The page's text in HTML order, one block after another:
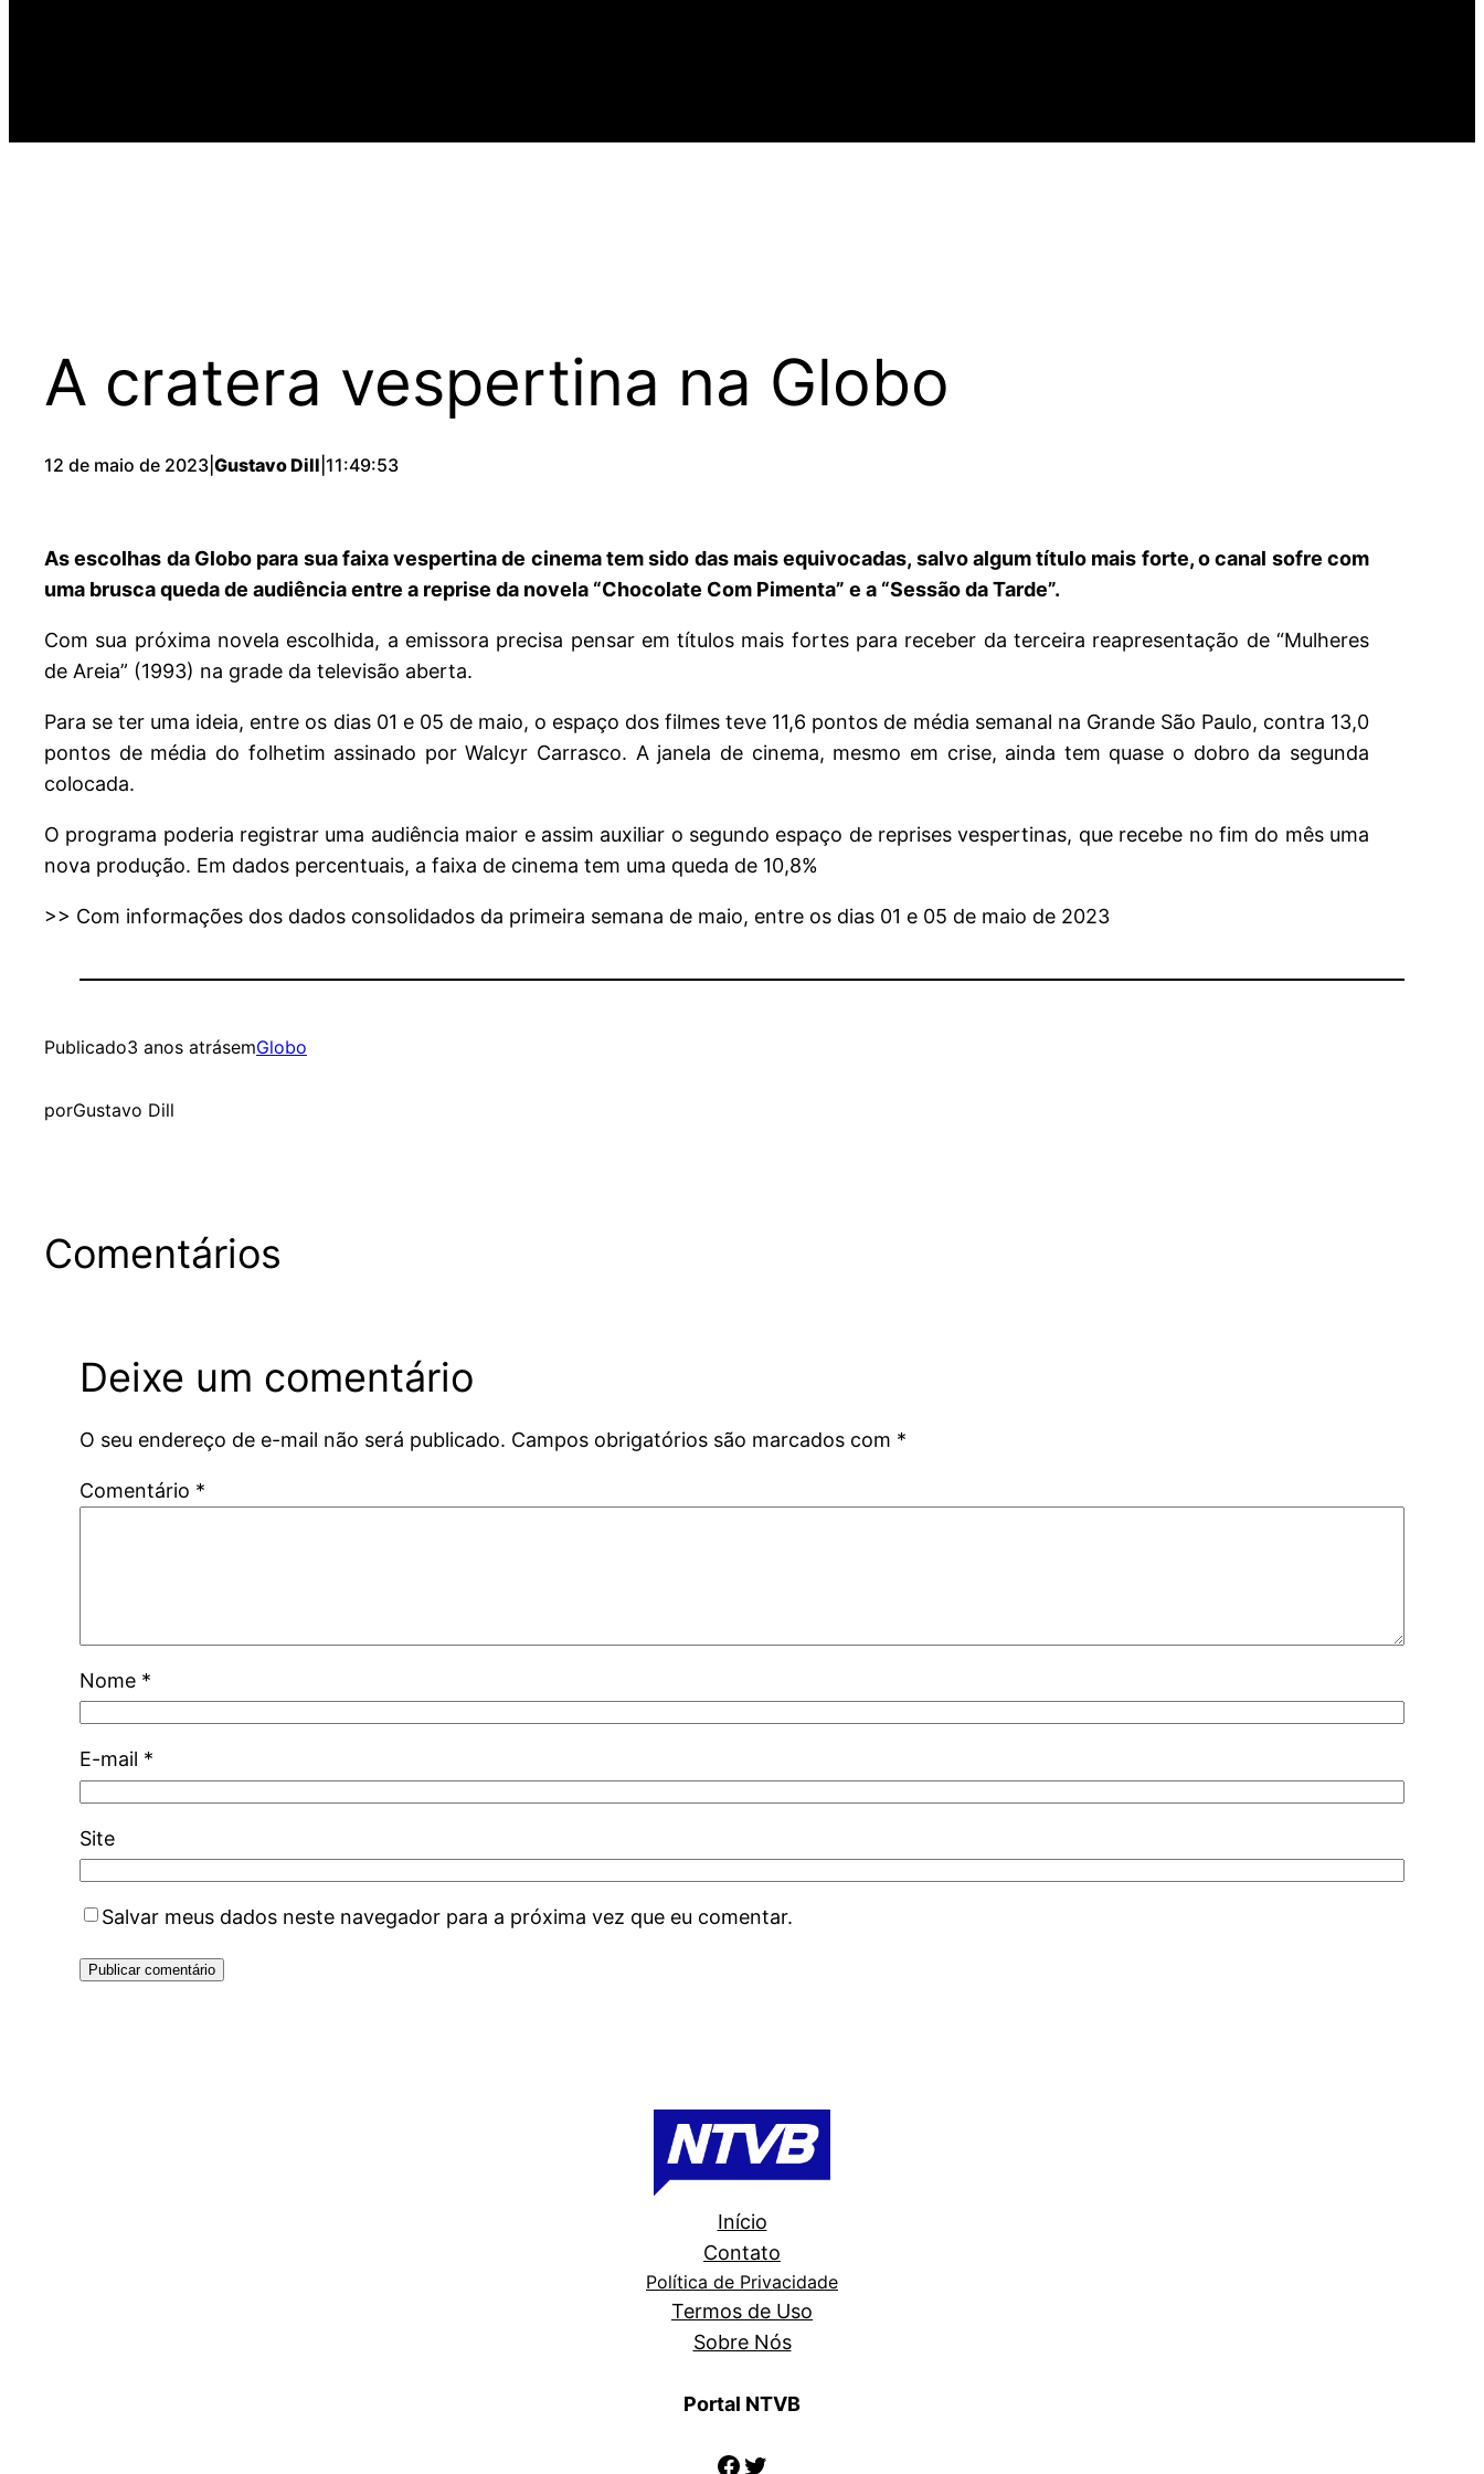
A cratera vespertina na Globo
12 de maio de 2023 Gustavo Dill 11:49:53
As escolhas da Globo para sua faixa vespertina de cinema tem sido das mais equivocadas, salvo algum título mais forte, o canal sofre com
uma brusca queda de audiência entre a reprise da novela “Chocolate Com Pimenta” e a “Sessão da Tarde”.
Com sua próxima novela escolhida, a emissora precisa pensar em títulos mais fortes para receber da terceira reapresentação de “Mulheres
de Areia” (1993) na grade da televisão aberta.
Para se ter uma ideia, entre os dias 01 e 05 de maio, o espaço dos filmes teve 11,6 pontos de média semanal na Grande São Paulo, contra 13,0
pontos de média do folhetim assinado por Walcyr Carrasco. A janela de cinema, mesmo em crise, ainda tem quase o dobro da segunda
colocada.
O programa poderia registrar uma audiência maior e assim auxiliar o segundo espaço de reprises vespertinas, que recebe no fim do mês uma
nova produção. Em dados percentuais, a faixa de cinema tem uma queda de 10,8%
>> Com informações dos dados consolidados da primeira semana de maio, entre os dias 01 e 05 de maio de 2023
Publicado3 anos atrásemGlobo
porGustavo Dill
Comentários
Deixe um comentário
O seu endereço de e-mail não será publicado. Campos obrigatórios são marcados com *
Comentário *
Nome *
E-mail *
Site
Salvar meus dados neste navegador para a próxima vez que eu comentar.
Início
Contato
Política de Privacidade
Termos de Uso
Sobre Nós
Portal NTVB
Facebook
Twitter